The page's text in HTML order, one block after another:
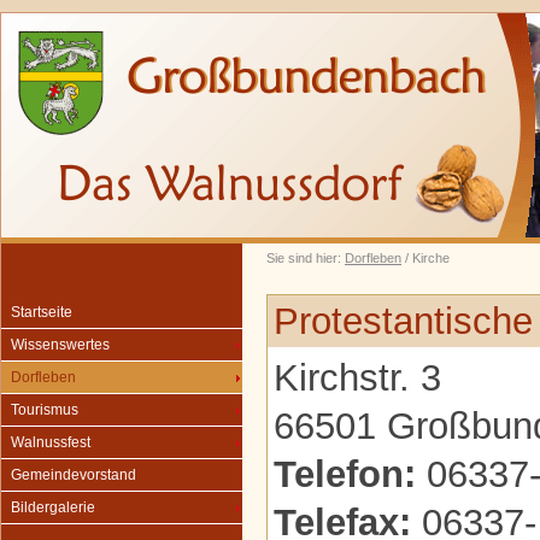
Sie sind hier: Dorfleben / Kirche
Startseite
Wissenswertes
Dorfleben
Tourismus
Walnussfest
Gemeindevorstand
Bildergalerie
Kirchstr. 3
66501
Telefon:
Telefax: